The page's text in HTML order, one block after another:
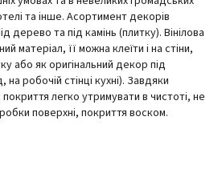
та інше. Асортимент декорів
дерево та під камінь (плитку). Вінілова
матеріал, її можна клеїти і на стіни,
або як оригінальний декор під
робочій стінці кухні). Завдяки
легко утримувати в чистоті, не
поверхні, покриття воском.